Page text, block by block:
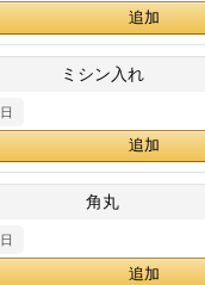
10 11
12
17 18
19
26
ミシン入れ
角丸